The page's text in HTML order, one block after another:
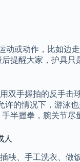
或动作，比如
提醒大家，护具
手握拍的反手
的情况下，游
半握拳，腕关节尽
人
、手工洗衣、